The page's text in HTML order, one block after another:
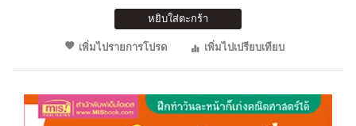
หยิบใส่ตะกร้า
เพิ่มไปรายการโปรด
เพิ่มไปเปรียบเทียบ